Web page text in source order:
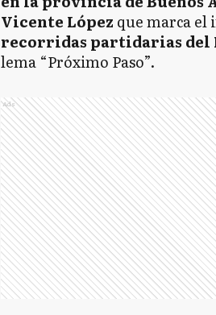
Vicente López que marca el
recorridas partidarias del
lema “Próximo Paso”.
Ads